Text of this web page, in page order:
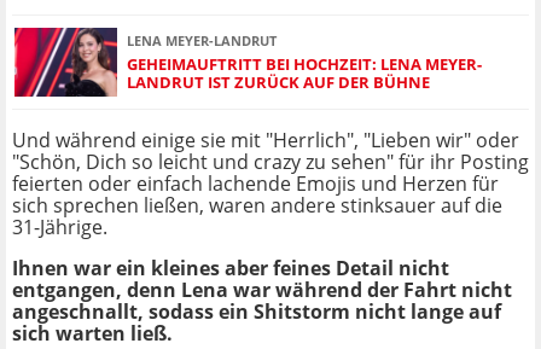
LENA MEYER-LANDRUT
GEHEIMAUFTRITT BEI HOCHZEIT: LENA MEYER-
LANDRUT IST ZURÜCK AUF DER BÜHNE
Und während einige sie mit "Herrlich", "Lieben wir" oder
"Schön, Dich so leicht und crazy zu sehen" für ihr Posting
feierten oder einfach lachende Emojis und Herzen für
sich sprechen ließen, waren andere stinksauer auf die
31-Jährige.
Ihnen war ein kleines aber feines Detail nicht
entgangen, denn Lena war während der Fahrt nicht
angeschnallt, sodass ein Shitstorm nicht lange auf
sich warten ließ.